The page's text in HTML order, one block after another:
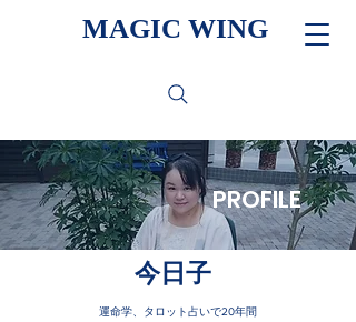
MAGIC WING
PROFILE
今日子
運命学、タロット占いで20年間